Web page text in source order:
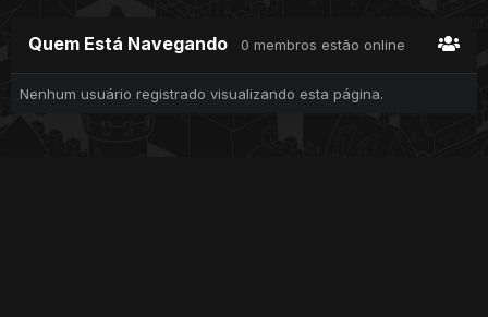
Quem Está Navegando 0 membros estão online
Nenhum usuário registrado visualizando esta página.